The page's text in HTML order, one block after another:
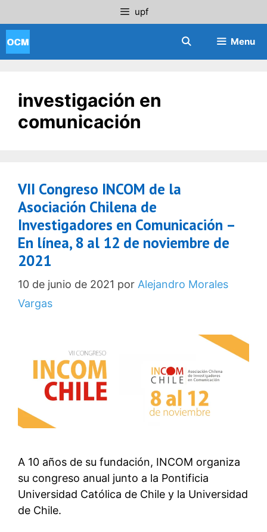
al
contenido
upf
Menu
investigación en
comunicación
VII Congreso INCOM de la
Asociación Chilena de
Investigadores en Comunicación –
En línea, 8 al 12 de noviembre de
2021
10 de junio de 2021 por Alejandro Morales
Vargas
A 10 años de su fundación, INCOM organiza
su congreso anual junto a la Pontificia
Universidad Católica de Chile y la Universidad
de Chile.